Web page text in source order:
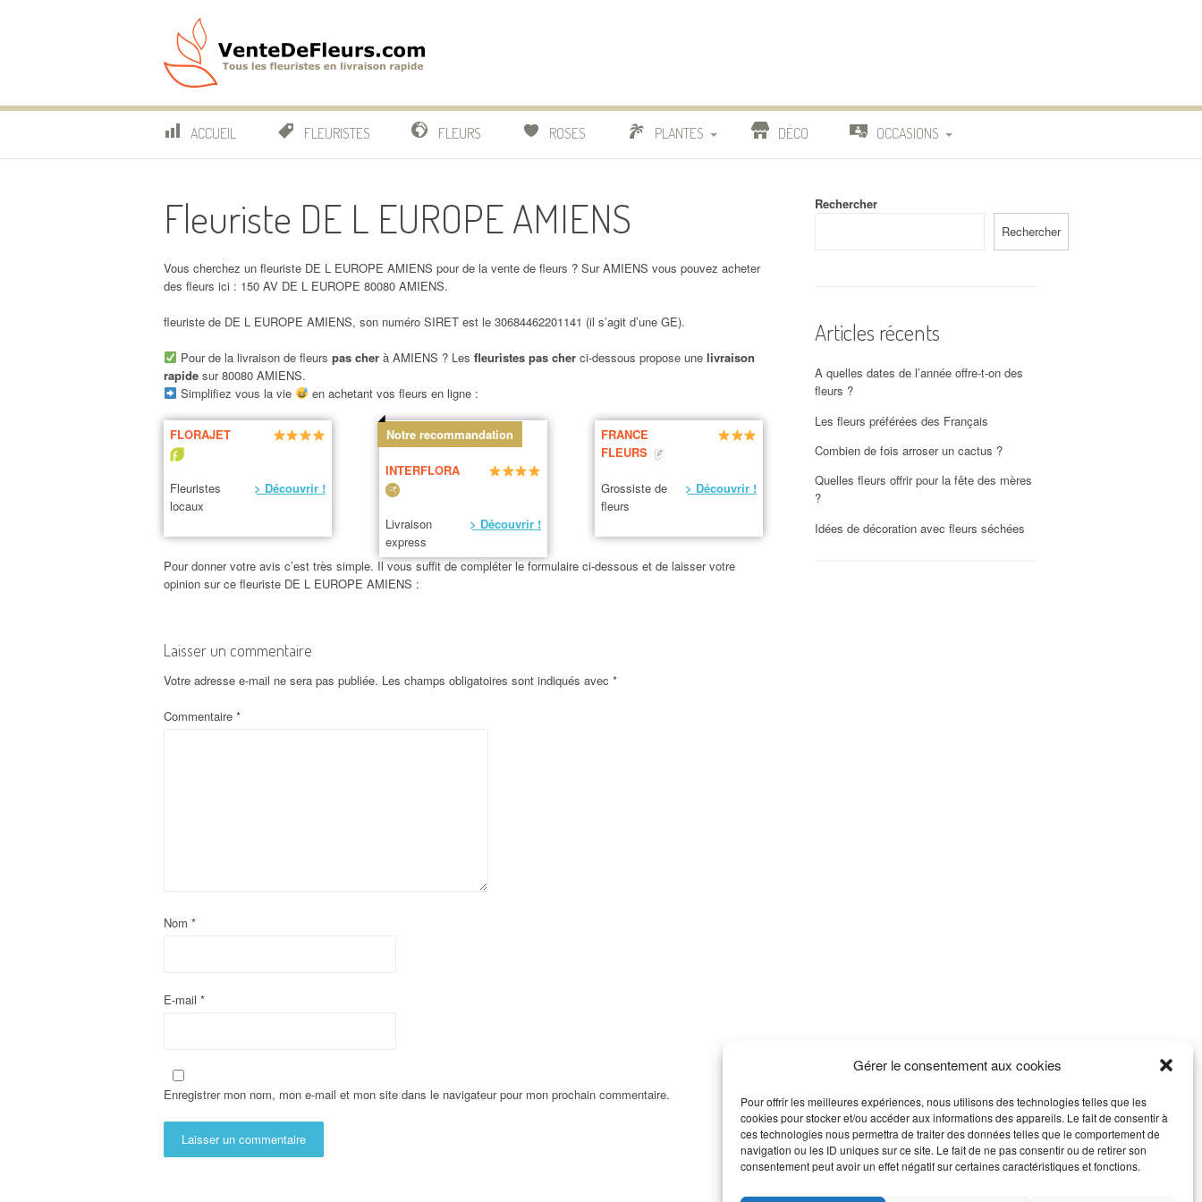
Gérer le consentement aux cookies
Pour offrir les meilleures expériences, nous utilisons des technologies telles que les
cookies pour stocker et/ou accéder aux informations des appareils. Le fait de consentir à
ces technologies nous permettra de traiter des données telles que le comportement de
navigation ou les ID uniques sur ce site. Le fait de ne pas consentir ou de retirer son
consentement peut avoir un effet négatif sur certaines caractéristiques et fonctions.
VenteDeFleurs.com
ACCUEIL FLEURISTES FLEURS ROSES PLANTES
CACTUS
BONSAI
DÉCO OCCASIONS
Fleuriste DE L EUROPE AMIENS
Vous cherchez un fleuriste DE L EUROPE AMIENS pour de la vente de fleurs ? Sur AMIENS vous pouvez acheter
des fleurs ici : 150 AV DE L EUROPE 80080 AMIENS.
fleuriste de DE L EUROPE AMIENS, son numéro SIRET est le 30684462201141 (il s’agit d’une GE).
Pour de la livraison de fleurs pas cherà AMIENS ? Les fleuristes pas cher ci-dessous propose une livraison
rapide sur 80080 AMIENS.
Simplifiez vous la vie
en achetant vos fleurs en ligne :
FLORAJET
Fleuristes
locaux
> Découvrir !
Notre recommandation
INTERFLORA
Livraison
express
> Découvrir !
FRANCE
FLEURS
Grossiste de
fleurs
> Découvrir !
Pour donner votre avis c’est très simple. Il vous suffit de compléter le formulaire ci-dessous et de laisser votre
opinion sur ce fleuriste DE L EUROPE AMIENS :
Laisser un commentaire
Votre adresse e-mail ne sera pas publiée. Les champs obligatoires sont indiqués avec *
Commentaire *
Nom *
E-mail *
Enregistrer mon nom, mon e-mail et mon site dans le navigateur pour mon prochain commentaire.
Rechercher
Rechercher
Articles récents
A quelles dates de l’année offre-t-on des
fleurs ?
Les fleurs préférées des Français
Combien de fois arroser un cactus ?
Quelles fleurs offrir pour la fête des mères
?
Idées de décoration avec fleurs séchées